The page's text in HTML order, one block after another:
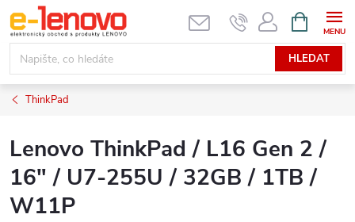
Přejít
na
obsah
HLEDAT
NÁKUPNÍ
KOŠÍK
ThinkPad
Lenovo ThinkPad / L16 Gen 2 /
16" / U7-255U / 32GB / 1TB /
W11P